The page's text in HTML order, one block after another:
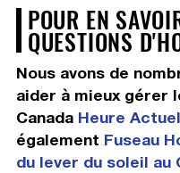
POUR EN
QUESTIONS
Nous avons de
aider à mieux gérer
Canada Heure
également Fuseau
du lever du soleil au